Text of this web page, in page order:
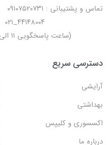
تماس و پشتیبانی : ۰۹۱۰۷۵۲۰۷۳۱
(ساعت پاسخگویی ۱۱ الی ۲۲)
دسترسی سریع
آرایشی
بهداشتی
اکسسوری و کلیپس
درباره ما